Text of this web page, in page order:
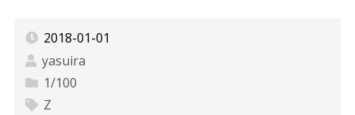
2018-01-01
yasuira
1/100
Z